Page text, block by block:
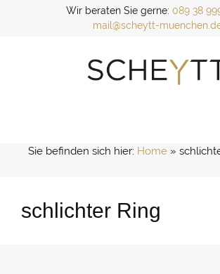
Wir beraten Sie gerne: 089 38
mail@scheytt-
Sie befinden sich hier: Home »
schlichter Ring